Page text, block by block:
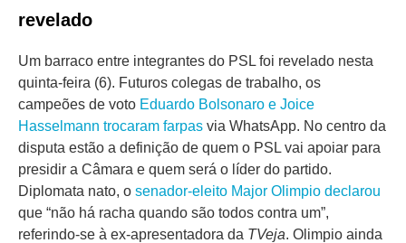
revelado
Um barraco entre integrantes do PSL foi revelado nesta
quinta-feira (6). Futuros colegas de trabalho, os
campeões de voto Eduardo Bolsonaro e Joice
Hasselmann trocaram farpas via WhatsApp. No centro da
disputa estão a definição de quem o PSL vai apoiar para
presidir a Câmara e quem será o líder do partido.
Diplomata nato, o senador-eleito Major Olimpio declarou
que “não há racha quando são todos contra um”,
referindo-se à ex-apresentadora da TVeja. Olimpio ainda